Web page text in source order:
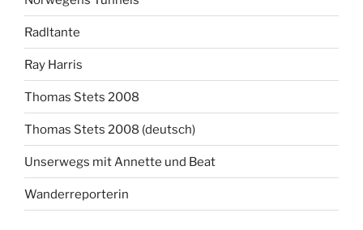
Radltante
Ray Harris
Thomas Stets 2008
Thomas Stets 2008 (deutsch)
Unserwegs mit Annette und Beat
Wanderreporterin